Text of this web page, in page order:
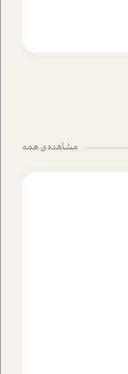
مشاهده ی همه